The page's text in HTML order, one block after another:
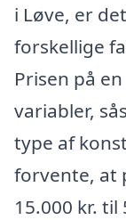
i Løve, er
forskellige
Prisen på
variabler,
type af
forvente, at
15.000 kr.